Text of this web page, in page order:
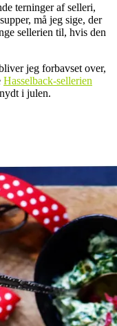
terninger af selleri,
må jeg sige, der
sellerien til, hvis den
jeg forbavset over,
Hasselback-sellerien
i julen.